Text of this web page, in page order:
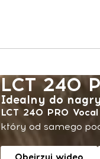
LCT 240
Idealny do
LCT 240 PRO
który od samego